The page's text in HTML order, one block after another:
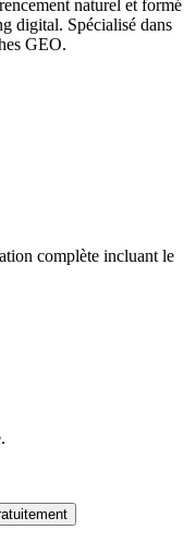
naturel et formé
digital. Spécialisé dans
GEO.
complète incluant le